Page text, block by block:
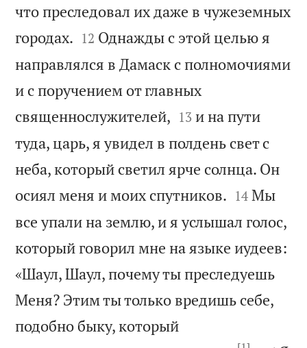
что преследовал их даже в чужеземных
городах. 

12 Однажды с этой целью я
направлялся в Дамаск с полномочиями
и с поручением от главных
священнослужителей, 

13 и на пути
туда, царь, я увидел в полдень свет с
неба, который светил ярче солнца. Он
осиял меня и моих спутников. 

14 Мы
все упали на землю, и я услышал голос,
который говорил мне на языке иудеев:
«Шаул, Шаул, почему ты преследуешь
Меня? Этим ты только вредишь себе,
подобно быку, который